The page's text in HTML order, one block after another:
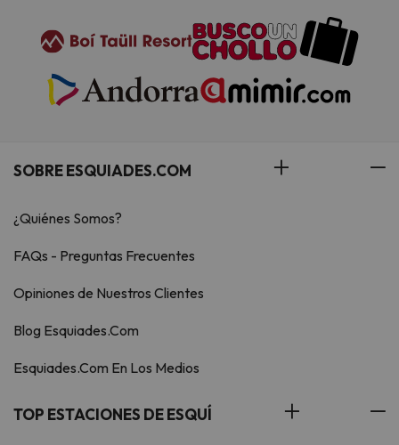
SOBRE ESQUIADES.COM
¿Quiénes Somos?
FAQs - Preguntas Frecuentes
Opiniones de Nuestros Clientes
Blog Esquiades.Com
Esquiades.Com En Los Medios
TOP ESTACIONES DE ESQUÍ